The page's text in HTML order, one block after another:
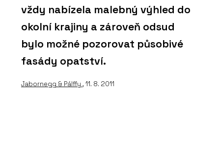
vždy nabízela malebný výhled do
okolní krajiny a zároveň odsud
bylo možné pozorovat působivé
fasády opatství.
Jabornegg & Pálffy , 11. 8. 2011